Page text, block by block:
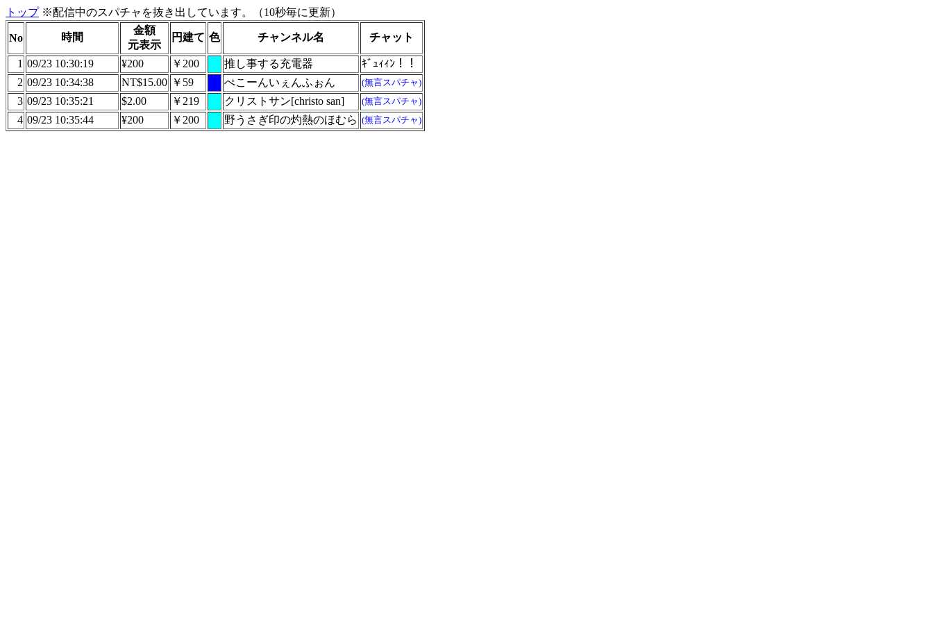
トップ※配信中のスパチャを抜き出しています。（10秒毎に更新）
No 時間
金額
元表示
円建て 色 チャンネル名 チャット
1 09/23 10:30:19 ¥200 ￥200 推し事する充電器
ｷﾞｭｨｨﾝ！！
2 09/23 10:34:38 NT$15.00 ￥59 ぺこーんいぇんふぉん (無言スパチャ)
3 09/23 10:35:21 $2.00 ￥219 クリストサン[christo san] (無言スパチャ)
4 09/23 10:35:44 ¥200 ￥200 野うさぎ印の灼熱のほむら (無言スパチャ)